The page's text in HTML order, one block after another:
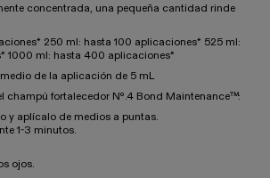
concentrada, una pequeña cantidad rinde
250 ml: hasta 100 aplicaciones* 525 ml:
1000 ml: hasta 400 aplicaciones*
de la aplicación de 5 mL
champú fortalecedor Nº.4 Bond Maintenance™:
y aplícalo de medios a puntas.
1-3 minutos.
ojos.